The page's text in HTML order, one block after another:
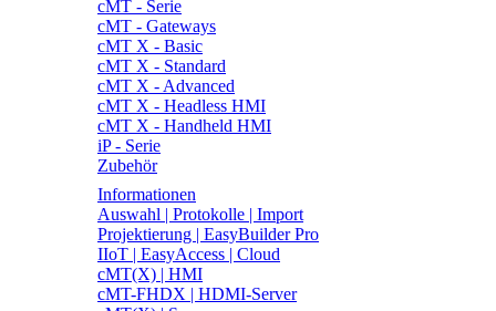
cMT - Serie
cMT - Gateways
cMT X - Basic
cMT X - Standard
cMT X - Advanced
cMT X - Headless HMI
cMT X - Handheld HMI
iP - Serie
Zubehör
Informationen
Auswahl | Protokolle | Import
Projektierung | EasyBuilder Pro
IIoT | EasyAccess | Cloud
cMT(X) | HMI
cMT-FHDX | HDMI-Server